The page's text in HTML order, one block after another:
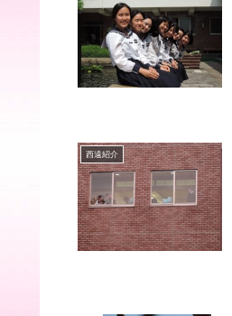
西遠紹介